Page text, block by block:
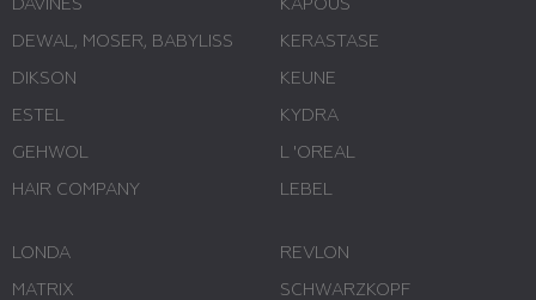
DAVINES
DEWAL, MOSER, BABYLISS
DIKSON
ESTEL
GEHWOL
HAIR COMPANY
KAPOUS
KERASTASE
KEUNE
KYDRA
L 'ОREAL
LEBEL
LONDA
MATRIX
REVLON
SCHWARZKOPF